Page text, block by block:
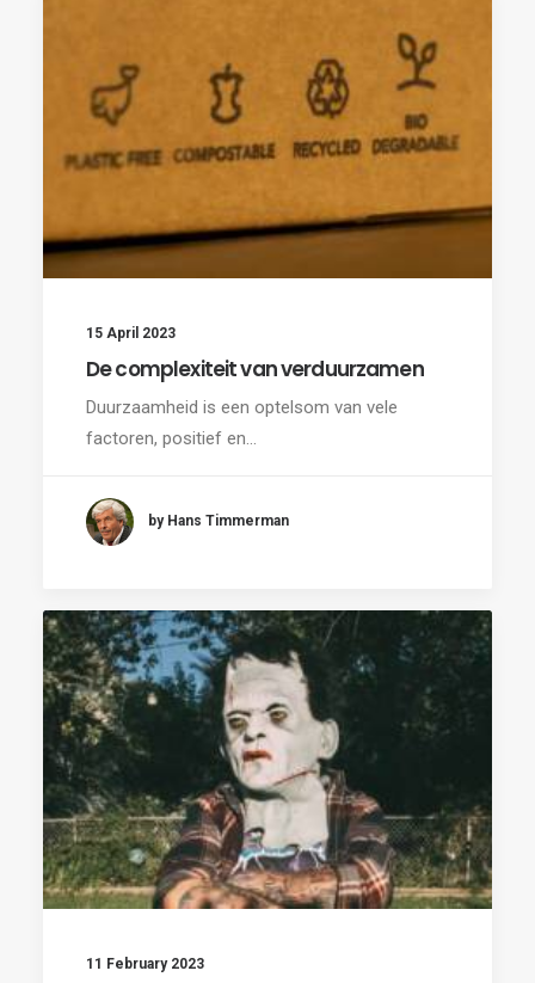
15 April 2023
De complexiteit van verduurzamen
Duurzaamheid is een optelsom van vele
factoren, positief en…
by Hans Timmerman
11 February 2023